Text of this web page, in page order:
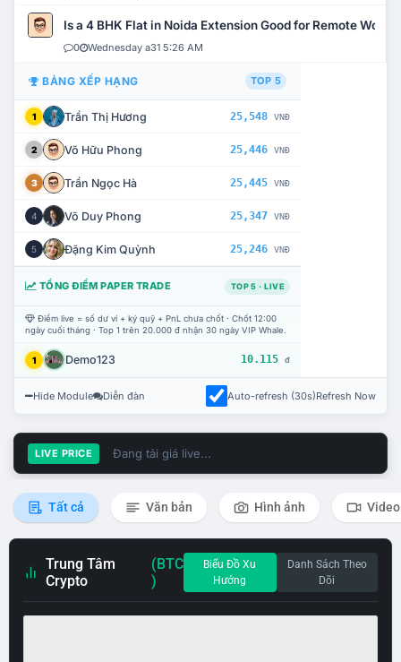
Is a 4 BHK Flat in Noida Extension Good for Remote Work?
0 Wednesday a31 5:26 AM
BẢNG XẾP HẠNG TOP 5
1 Trần Thị Hương 25,548 VNĐ
2 Võ Hữu Phong 25,446 VNĐ
3 Trần Ngọc Hà 25,445 VNĐ
4 Võ Duy Phong 25,347 VNĐ
5 Đặng Kim Quỳnh 25,246 VNĐ
TỔNG ĐIỂM PAPER TRADE TOP 5 · LIVE
Điểm live = số dư ví + ký quỹ + PnL chưa chốt · Chốt 12:00
ngày cuối tháng · Top 1 trên 20.000 đ nhận 30 ngày VIP Whale.
1 Demo123 10.115 đ
Hide Module Diễn đàn Auto-refresh (30s)Refresh Now
LIVE PRICE Đang tải giá live...
Tất cả Văn bản Hình ảnh Video
Trung Tâm
Crypto
(BTC
)
Biểu Đồ Xu
Hướng
Danh Sách Theo
Dõi